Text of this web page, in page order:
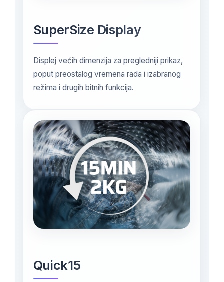
SuperSize Display
Displej većih dimenzija za pregledniji prikaz,
poput preostalog vremena rada i izabranog
režima i drugih bitnih funkcija.
Quick15